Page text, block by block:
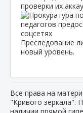
проверки их
Преследование
новый уровень.
Все права на
"Кривого зеркала".